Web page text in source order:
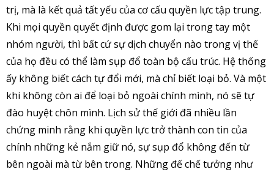
trị, mà là kết quả tất yếu của cơ cấu quyền lực tập trung.
Khi mọi quyền quyết định được gom lại trong tay một
nhóm người, thì bất cứ sự dịch chuyển nào trong vị thế
của họ đều có thể làm sụp đổ toàn bộ cấu trúc. Hệ thống
ấy không biết cách tự đổi mới, mà chỉ biết loại bỏ. Và một
khi không còn ai để loại bỏ ngoài chính mình, nó sẽ tự
đào huyệt chôn mình. Lịch sử thế giới đã nhiều lần
chứng minh rằng khi quyền lực trở thành con tin của
chính những kẻ nắm giữ nó, sự sụp đổ không đến từ
bên ngoài mà từ bên trong. Những đế chế tưởng như